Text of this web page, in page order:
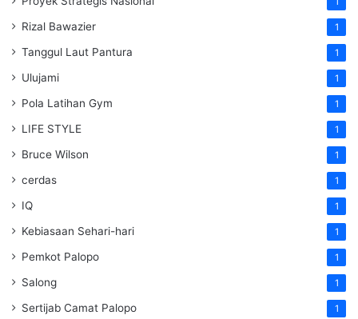
Rizal Bawazier 1
Tanggul Laut Pantura 1
Ulujami 1
Pola Latihan Gym 1
LIFE STYLE 1
Bruce Wilson 1
cerdas 1
IQ 1
Kebiasaan Sehari-hari 1
Pemkot Palopo 1
Salong 1
Sertijab Camat Palopo 1